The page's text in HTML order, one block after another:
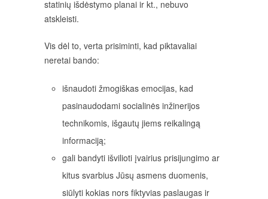
statinių išdėstymo planai ir kt., nebuvo
atskleisti.
Vis dėl to, verta prisiminti, kad piktavaliai
neretai bando:
išnaudoti žmogiškas emocijas, kad
pasinaudodami socialinės inžinerijos
technikomis, išgautų jiems reikalingą
informaciją;
gali bandyti išvilioti įvairius prisijungimo ar
kitus svarbius Jūsų asmens duomenis,
siūlyti kokias nors fiktyvias paslaugas ir